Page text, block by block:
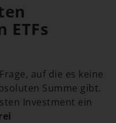
ETFs
auf die es keine
Summe gibt.
Investment ein